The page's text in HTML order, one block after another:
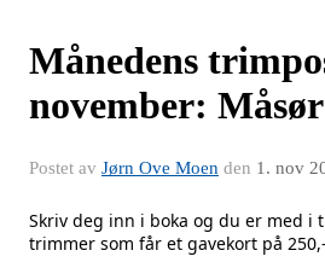
Månedens
november:
Postet av Jørn Ove Moen den 1. nov
Skriv deg inn i boka og du er med i
trimmer som får et gavekort på